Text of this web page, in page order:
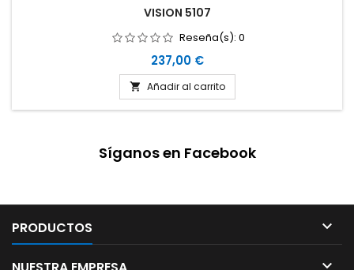
VISION 5107
Reseña(s): 0
Precio
237,00 €
 Añadir al carrito
Síganos en Facebook
PRODUCTOS 
